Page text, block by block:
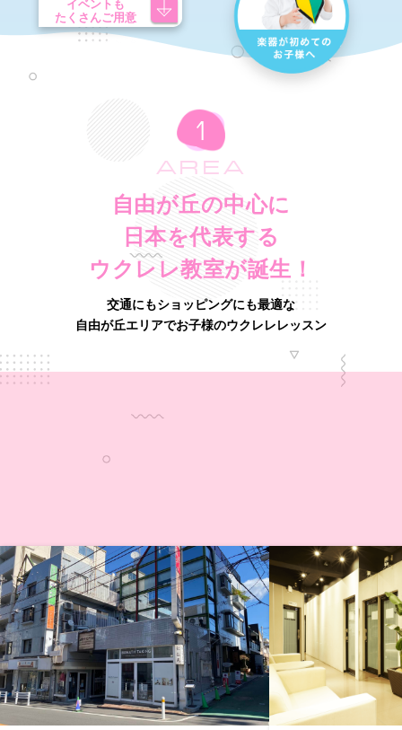
イベントも
たくさんご用意
AREA
自由が丘の中心に
日本を代表する
ウクレレ教室が誕生！
交通にもショッピングにも最適な
自由が丘エリアでお子様のウクレレレッスン